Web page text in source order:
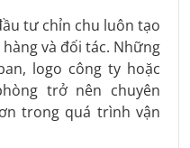
tư chỉn chu luôn tạo
và đối tác. Những
logo công ty hoặc
trở nên chuyên
trong quá trình vận